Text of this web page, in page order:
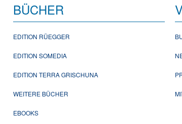
BÜCHER
EDITION RÜEGGER
EDITION SOMEDIA
EDITION TERRA GRISCHUNA
WEITERE BÜCHER
EBOOKS